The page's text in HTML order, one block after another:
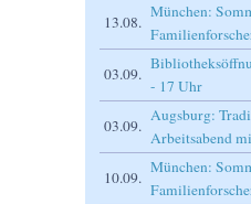
13.08.
München:
03.09.
- 17 Uhr
03.09.
Augsburg:
Arbeitsabend
10.09.
München: